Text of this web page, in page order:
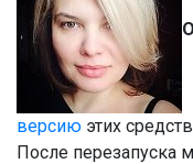
версию этих
После перезапуска